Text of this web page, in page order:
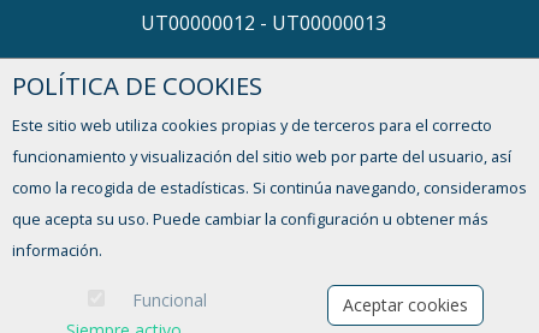
UT00000012 - UT00000013
HORARIO
De lunes a viernes,
de 9:00 a 13:00h y de 16:00 a 17:30h
FORMULARIO DE CONTACTO
POLÍTICA DE COOKIES
Este sitio web utiliza cookies propias y de terceros para el correcto
funcionamiento y visualización del sitio web por parte del usuario, así
como la recogida de estadísticas. Si continúa navegando, consideramos
que acepta su uso. Puede cambiar la configuración u obtener más
información.
Funcional
Aceptar cookies